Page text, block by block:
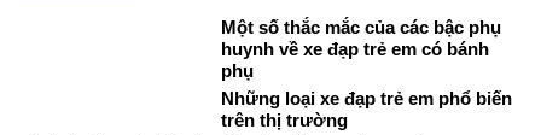
Một số thắc mắc của các bậc phụ
huynh về xe đạp trẻ em có bánh
phụ
Những loại xe đạp trẻ em phổ biến
trên thị trường